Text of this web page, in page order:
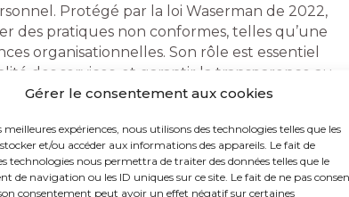
Gérer le consentement aux cookies
expériences, nous utilisons des technologies telles que les
et/ou accéder aux informations des appareils. Le fait de
technologies nous permettra de traiter des données telles que le
de navigation ou les ID uniques sur ce site. Le fait de ne pas
consentement peut avoir un effet négatif sur certaines
Protégé par la loi Waserman de 2022,
des pratiques non conformes, telles qu’une
organisationnelles. Son rôle est essentiel
des services, et garantir la transparence au
responsable, les établissements
les problèmes avant qu’ils ne
lanceur d’alerte